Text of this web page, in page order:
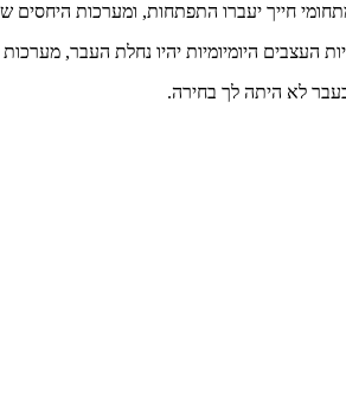
חייך יעברו התפתחות, ומערכות היחסים
העצבים היומיומיות יהיו נחלת העבר,
לא היתה לך בחירה.